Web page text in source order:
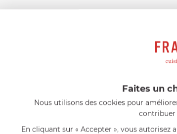
Faites un
Nous utilisons des cookies pour
contribuer
En cliquant sur « Accepter », vous autorisez